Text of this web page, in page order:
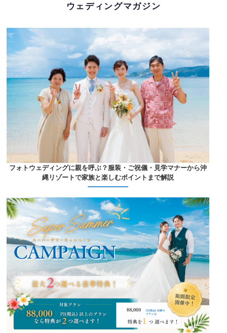
ウェディングマガジン
フォトウェディングに親を呼ぶ？服装・ご祝儀・見学マナーから沖
縄リゾートで家族と楽しむポイントまで解説